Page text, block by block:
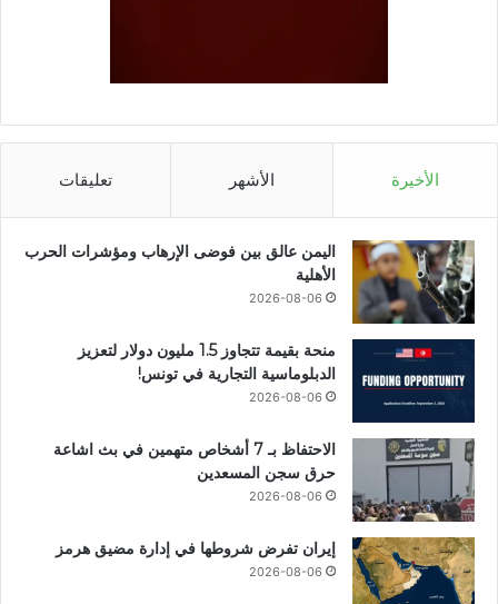
الأخيرة الأشهر تعليقات
اليمن عالق بين فوضى الإرهاب ومؤشرات الحرب
الأهلية
2026-08-06
منحة بقيمة تتجاوز 1.5 مليون دولار لتعزيز
الدبلوماسية التجارية في تونس!
2026-08-06
الاحتفاظ بـ 7 أشخاص متهمين في بث اشاعة
حرق سجن المسعدين
2026-08-06
إيران تفرض شروطها في إدارة مضيق هرمز
2026-08-06